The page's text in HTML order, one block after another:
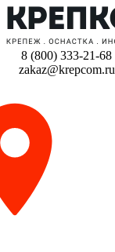
8 (800) 333-21-68
zakaz@krepcom.ru